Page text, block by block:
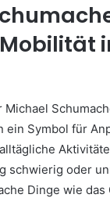
Michael
ein Symbol für
schwierig oder
Dinge wie das